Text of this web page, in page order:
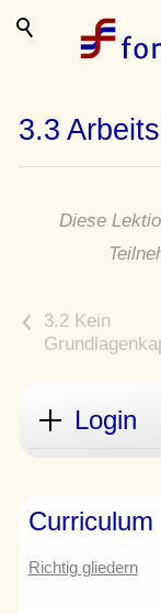
3.3
Diese
<
Login
Curriculum
Richtig gliedern